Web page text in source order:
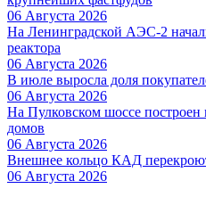
06 Августа 2026
На Ленинградской АЭС-2
реактора
06 Августа 2026
В июле выросла доля
06 Августа 2026
На Пулковском шоссе
домов
06 Августа 2026
Внешнее кольцо КАД
06 Августа 2026